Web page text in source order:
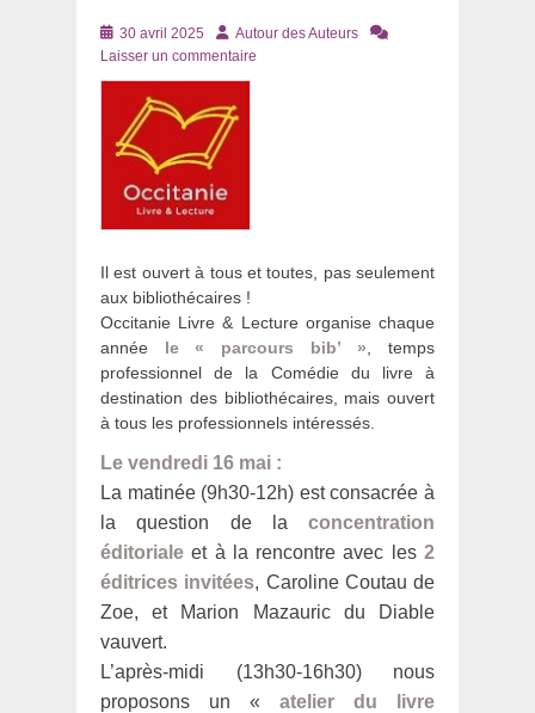
Posté
le
30 avril 2025 AuteurAutour des Auteurs
Laisser un commentaire
Il est ouvert à tous et toutes, pas seulement
aux bibliothécaires !
Occitanie Livre & Lecture organise chaque
année le « parcours bib’ » , temps
professionnel de la Comédie du livre à
destination des bibliothécaires, mais ouvert
à tous les professionnels intéressés.
Le vendredi 16 mai :
La matinée (9h30-12h) est consacrée à
la question de la concentration
éditoriale et à la rencontre avec les 2
éditrices invitées, Caroline Coutau de
Zoe, et Marion Mazauric du Diable
vauvert.
L’après-midi (13h30-16h30) nous
proposons un « atelier du livre